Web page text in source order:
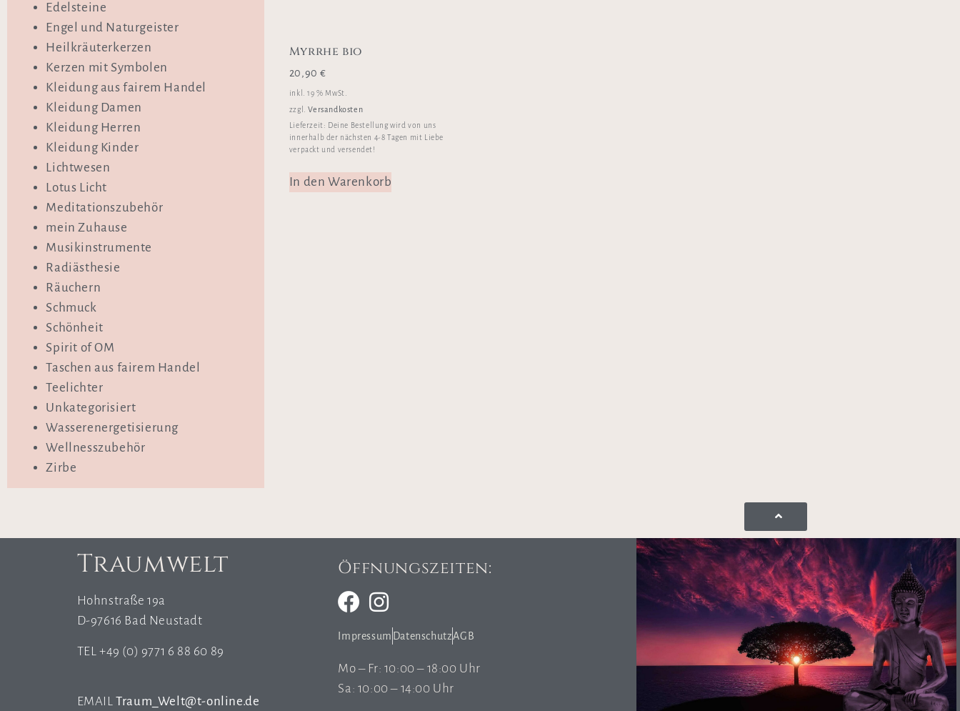
Edelsteine
Engel und Naturgeister
Heilkräuterkerzen
Kerzen mit Symbolen
Kleidung aus fairem Handel
Kleidung Damen
Kleidung Herren
Kleidung Kinder
Lichtwesen
Lotus Licht
Meditationszubehör
mein Zuhause
Musikinstrumente
Radiästhesie
Räuchern
Schmuck
Schönheit
Spirit of OM
Taschen aus fairem Handel
Teelichter
Unkategorisiert
Wasserenergetisierung
Wellnesszubehör
Zirbe
Myrrhe bio
20,90€
inkl. 19 % MwSt.
zzgl.Versandkosten
Lieferzeit: Deine Bestellung wird von uns
innerhalb der nächsten 4-8 Tagen mit Liebe
verpackt und versendet!
In den Warenkorb
Traumwelt
Hohnstraße 19a
D-97616 Bad Neustadt
TEL +49 (0) 9771 6 88 60 89
EMAILTraum_Welt@t-online.de
Öffnungszeiten:
Impressum DatenschutzAGB
Mo – Fr: 10:00 – 18:00 Uhr
Sa: 10:00 – 14:00 Uhr